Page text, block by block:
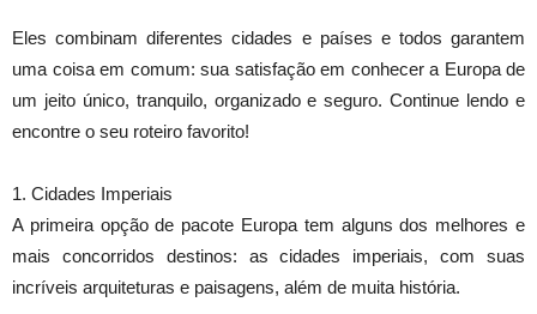
Eles combinam diferentes cidades e países e todos garantem
uma coisa em comum: sua satisfação em conhecer a Europa de
um jeito único, tranquilo, organizado e seguro. Continue lendo e
encontre o seu roteiro favorito!
1. Cidades Imperiais
A primeira opção de pacote Europa tem alguns dos melhores e
mais concorridos destinos: as cidades imperiais, com suas
incríveis arquiteturas e paisagens, além de muita história.